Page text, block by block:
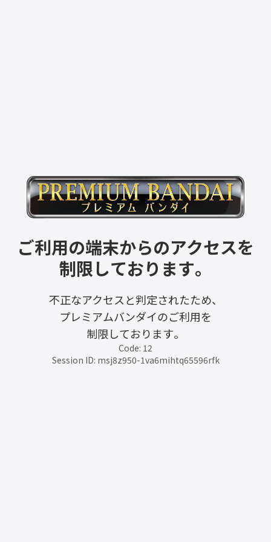
ご利用の端末からのアクセスを
制限しております。
不正なアクセスと判定されたため、
プレミアムバンダイのご利用を
制限しております。
Code: 12
Session ID: msj8z950-1va6mihtq65596rfk